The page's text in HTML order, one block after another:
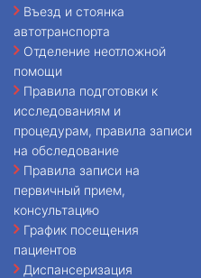
Въезд и стоянка
автотранспорта
Отделение неотложной
помощи
Правила подготовки к
исследованиям и
процедурам, правила записи
на обследование
Правила записи на
первичный прием,
консультацию
График посещения
пациентов
Диспансеризация